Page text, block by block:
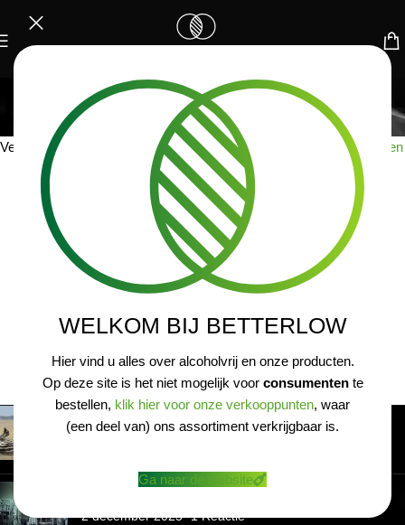
WELKOM BIJ BETTERLOW
Hier vind u alles over alcoholvrij en onze producten.
Op deze site is het niet mogelijk voor consumentente
bestellen, klik hier voor onze verkooppunten, waar
(een deel van) ons assortiment verkrijgbaar is.
Ga naar de website
VERLANGLIJST
Home/ Verlanglijst
Verlanglijst is alleen beschikbaar voor ingelogde bezoekers. Inloggen
Wat is ‘Zebra Striping’?
Hoe wordt alcoholvrije wijn gemaakt?
2 december 2025 1 Reactie